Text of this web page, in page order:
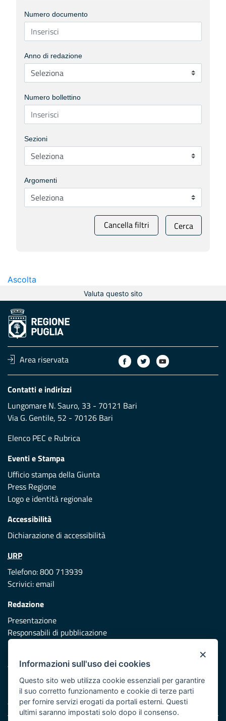
Numero documento
Anno di redazione
Numero bollettino
Sezioni
Argomenti
Cancella filtri Cerca
Ascolta
Valuta questo sito
Area riservata
Contatti e indirizzi
Lungomare N. Sauro, 33 - 70121 Bari
Via G. Gentile, 52 - 70126 Bari
Elenco PEC e Rubrica
Eventi e Stampa
Ufficio stampa della Giunta
Press Regione
Logo e identità regionale
Accessibilità
Dichiarazione di accessibilità
URP
Telefono: 800 713939
Scrivici:email
Redazione
Presentazione
Responsabili di pubblicazione
Vai al sito di Protezione Civile Puglia
Iniziativa finanziata con risorse del POR Puglia 2014/2020 -
Asse XI
×
Informazioni sull'uso dei cookies
Questo sito web utilizza cookie essenziali per garantire
il suo corretto funzionamento e cookie di terze parti
per fornire servizi erogati da portali esterni. Questi
ultimi saranno impostati solo dopo il consenso.